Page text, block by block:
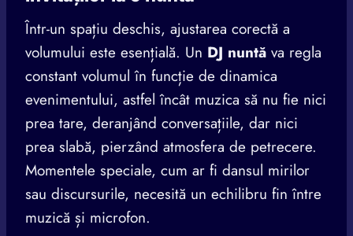
Într-un spațiu deschis, ajustarea corectă a
volumului este esențială. Un DJ nuntă va regla
constant volumul în funcție de dinamica
evenimentului, astfel încât muzica să nu fie nici
prea tare, deranjând conversațiile, dar nici
prea slabă, pierzând atmosfera de petrecere.
Momentele speciale, cum ar fi dansul mirilor
sau discursurile, necesită un echilibru fin între
muzică și microfon.